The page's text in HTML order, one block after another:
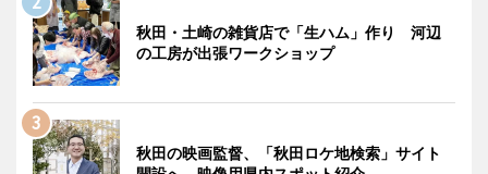
秋田・土崎の雑貨店で「生ハム」作り 河辺
の工房が出張ワークショップ
秋田の映画監督、「秋田ロケ地検索」サイト